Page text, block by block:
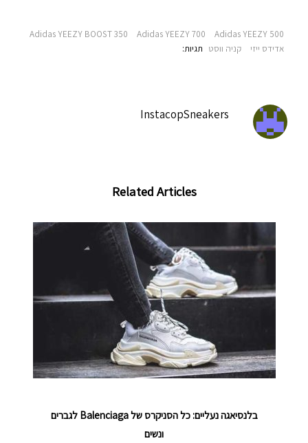
Adidas YEEZY 500
Adidas YEEZY 700
Adidas YEEZY BOOST 350
אדידס ייזי
קניה ווסט תגיות‫:
InstacopSneakers
Related Articles
בלנסיאגה נעליים: כל הסניקרס של Balenciaga לגברים
ונשים